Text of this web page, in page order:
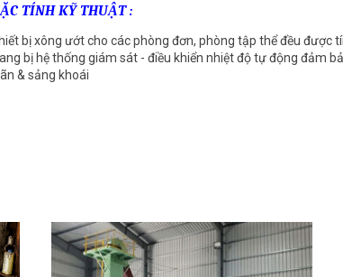
TÍNH KỸ THUẬT :
bị xông ướt cho các phòng đơn, phòng tập thể đều được
bị hệ thống giám sát - điều khiển nhiệt độ tự động đảm
& sảng khoái